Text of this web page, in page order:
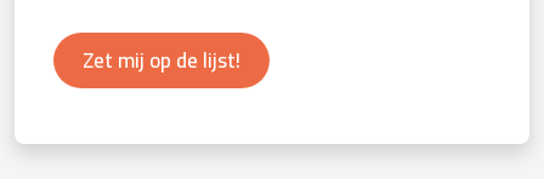
Zet mij op de lijst!